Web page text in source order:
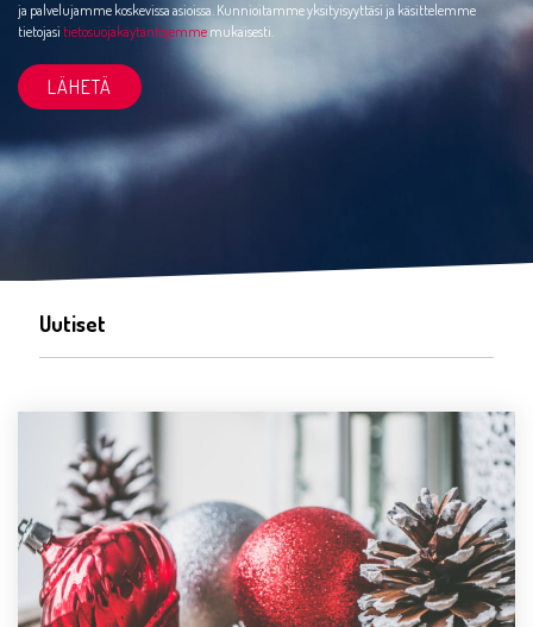
ja palvelujamme koskevissa asioissa. Kunnioitamme yksityisyyttäsi ja käsittelemme
tietojasi tietosuojakäytäntöjemme mukaisesti.
Uutiset